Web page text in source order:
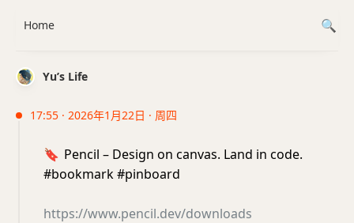
Yu’s Life
17:55 · 2026年1月22日 · 周四
🔖 Pencil – Design on canvas. Land in code.
#bookmark #pinboard
https://www.pencil.dev/downloads
Home